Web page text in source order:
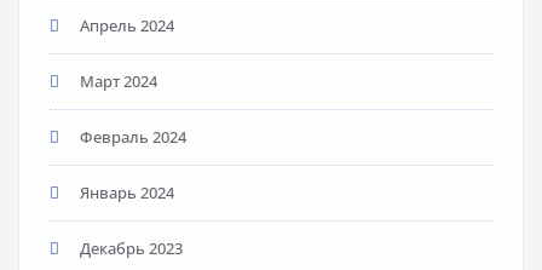
Апрель 2024
Март 2024
Февраль 2024
Январь 2024
Декабрь 2023